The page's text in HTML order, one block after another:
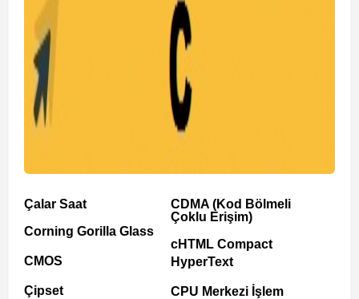
Çalar Saat
Corning Gorilla Glass
CMOS
Çipset
CDMA (Kod Bölmeli
Çoklu Erişim)
cHTML Compact
HyperText
CPU Merkezi İşlem